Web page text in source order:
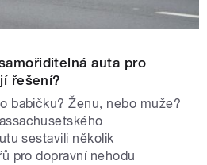
auta pro
řešení?
babičku? Ženu, nebo muže?
sestavili několik
pro dopravní nehodu